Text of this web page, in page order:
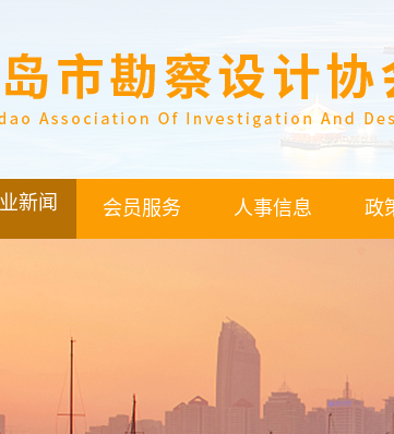
新闻 会员服务 人事信息 政